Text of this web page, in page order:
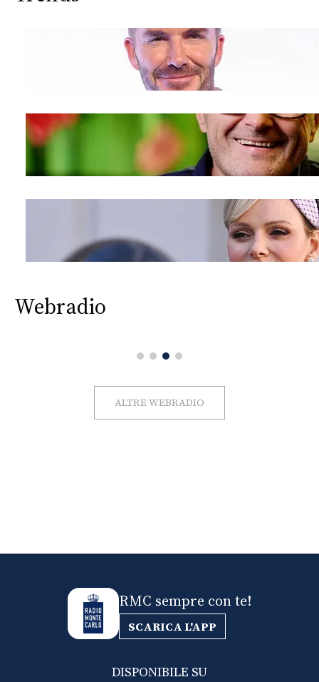
Webradio
ALTRE WEBRADIO
RMC sempre con te!
SCARICA L'APP
DISPONIBILE SU